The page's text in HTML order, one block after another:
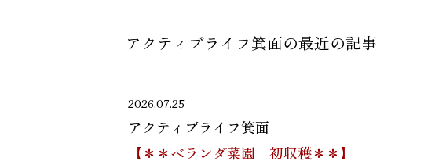
アクティブライフ箕面の最近の記事
2026.07.25
アクティブライフ箕面
【＊＊ベランダ菜園 初収穫＊＊】